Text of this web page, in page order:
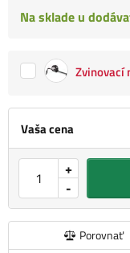
Vaša cena
-
+
Porovnať
Na sklade u
Zvinovací